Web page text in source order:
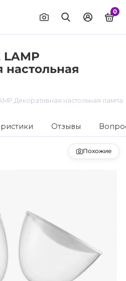
0
LAMP
настольная
Декоративная настольная лампа
Отзывы
Похожие